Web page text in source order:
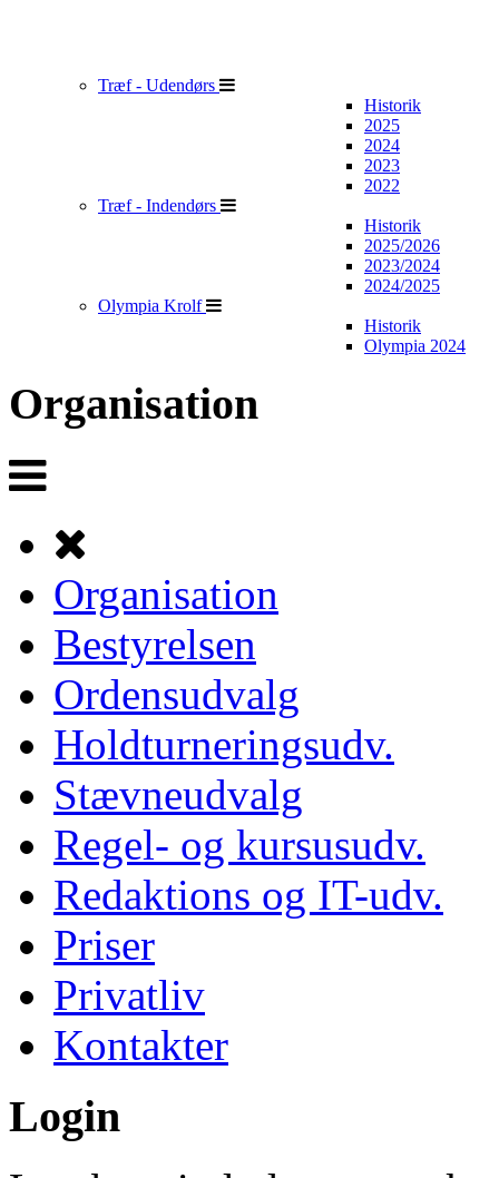
Træf - Udendørs
Historik
2025
2024
2023
2022
Træf - Indendørs
Historik
2025/2026
2023/2024
2024/2025
Olympia Krolf
Historik
Olympia 2024
Organisation
Organisation
Bestyrelsen
Ordensudvalg
Holdturneringsudv.
Stævneudvalg
Regel- og kursusudv.
Redaktions og IT-udv.
Priser
Privatliv
Kontakter
Login